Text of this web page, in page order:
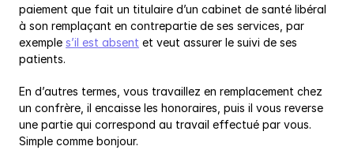
paiement que fait un titulaire d’un cabinet de santé libéral
à son remplaçant en contrepartie de ses services, par
exemple s’il est absent et veut assurer le suivi de ses
patients.
En d’autres termes, vous travaillez en remplacement chez
un confrère, il encaisse les honoraires, puis il vous reverse
une partie qui correspond au travail effectué par vous.
Simple comme bonjour.